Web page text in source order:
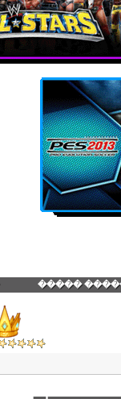
�������